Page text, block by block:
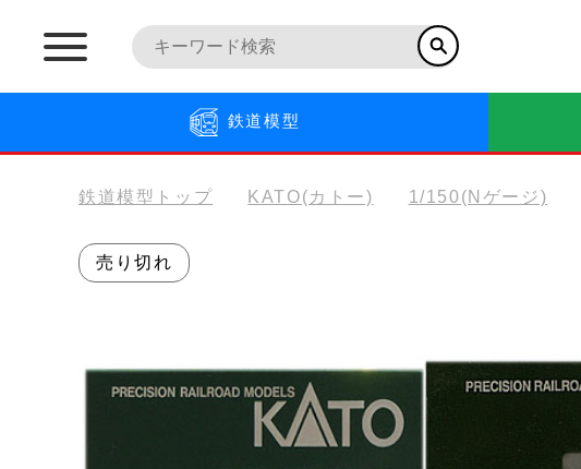
鉄道模型
鉄道模型トップ KATO(カトー) 1/150(Nゲージ)
売り切れ